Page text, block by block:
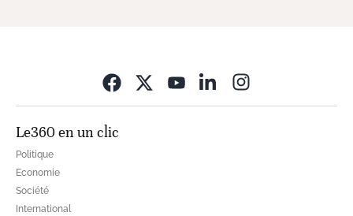
Le360 en un clic
Politique
Economie
Société
International